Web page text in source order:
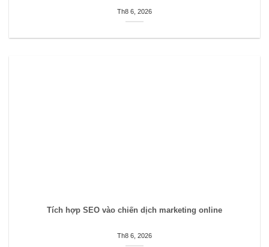
Th8 6, 2026
Tích hợp SEO vào chiến dịch marketing online
Th8 6, 2026